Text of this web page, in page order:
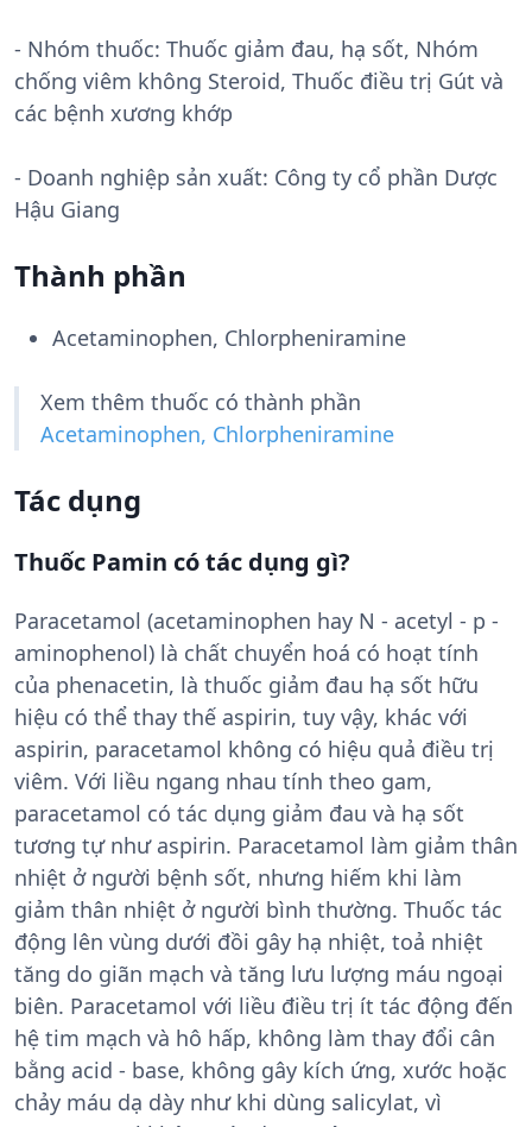
- Nhóm thuốc: Thuốc giảm đau, hạ sốt, Nhóm
chống viêm không Steroid, Thuốc điều trị Gút và
các bệnh xương khớp
- Doanh nghiệp sản xuất: Công ty cổ phần Dược
Hậu Giang
Thành phần
Acetaminophen, Chlorpheniramine
Xem thêm thuốc có thành phần
Acetaminophen, Chlorpheniramine
Tác dụng
Thuốc Pamin có tác dụng gì?
Paracetamol (acetaminophen hay N - acetyl - p -
aminophenol) là chất chuyển hoá có hoạt tính
của phenacetin, là thuốc giảm đau hạ sốt hữu
hiệu có thể thay thế aspirin, tuy vậy, khác với
aspirin, paracetamol không có hiệu quả điều trị
viêm. Với liều ngang nhau tính theo gam,
paracetamol có tác dụng giảm đau và hạ sốt
tương tự như aspirin. Paracetamol làm giảm thân
nhiệt ở người bệnh sốt, nhưng hiếm khi làm
giảm thân nhiệt ở người bình thường. Thuốc tác
động lên vùng dưới đồi gây hạ nhiệt, toả nhiệt
tăng do giãn mạch và tăng lưu lượng máu ngoại
biên. Paracetamol với liều điều trị ít tác động đến
hệ tim mạch và hô hấp, không làm thay đổi cân
bằng acid - base, không gây kích ứng, xước hoặc
chảy máu dạ dày như khi dùng salicylat, vì